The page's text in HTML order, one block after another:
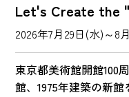
Let's Create the
2026年7月29日(水)～8
東京都美術館開館100
館、1975年建築の新